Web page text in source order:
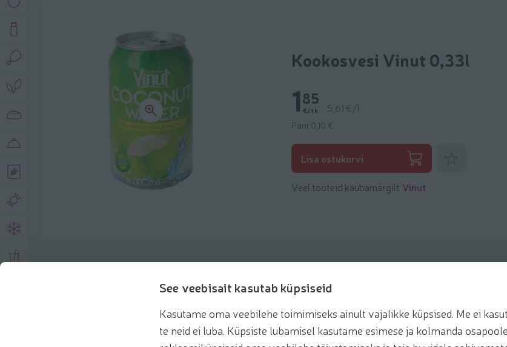
See veebisait kasutab küpsiseid
Kasutame oma veebilehe toimimiseks ainult vajalikke küpsised. Me ei
te neid ei luba. Küpsiste lubamisel kasutame esimese ja kolmanda
Kookosvesi Vinut 0,33l
185
€/tk 5,61 €/l
Pant 0,10 €
Lisa ostukorvi
Veel tooteid kaubamärgilt Vinut
Soovitatud tooted Kasuta retseptis